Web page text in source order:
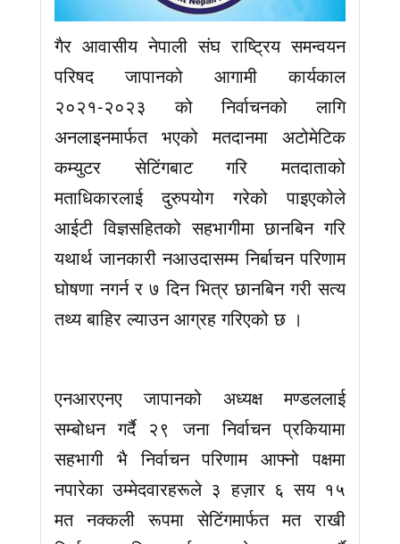
गैर आवासीय नेपाली संघ राष्ट्रिय समन्वयन
परिषद जापानको आगामी कार्यकाल
२०२१-२०२३ को निर्वाचनको लागि
अनलाइनमार्फत भएको मतदानमा अटोमेटिक
कम्युटर सेटिंगबाट गरि मतदाताको
मताधिकारलाई दुरुपयोग गरेको पाइएकोले
आईटी विज्ञसहितको सहभागीमा छानबिन गरि
यथार्थ जानकारी नआउदासम्म निर्बाचन परिणाम
घोषणा नगर्न र ७ दिन भित्र छानबिन गरी सत्य
तथ्य बाहिर ल्याउन आग्रह गरिएको छ ।
एनआरएनए जापानको अध्यक्ष मण्डललाई
सम्बोधन गर्दै २९ जना निर्वाचन प्रकियामा
सहभागी भै निर्वाचन परिणाम आफ्नो पक्षमा
नपारेका उम्मेदवारहरूले ३ हज़ार ६ सय १५
मत नक्कली रूपमा सेटिंगमार्फत मत राखी